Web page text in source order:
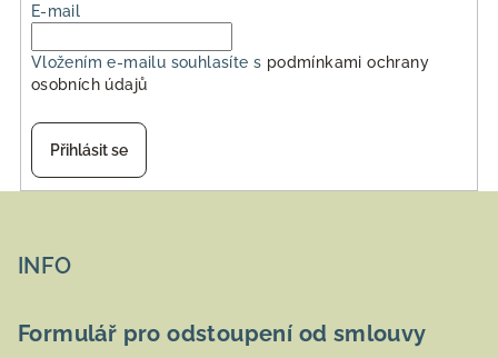
E-mail
Vložením e-mailu souhlasíte s podmínkami ochrany
osobních údajů
Přihlásit se
INFO
Formulář pro odstoupení od smlouvy